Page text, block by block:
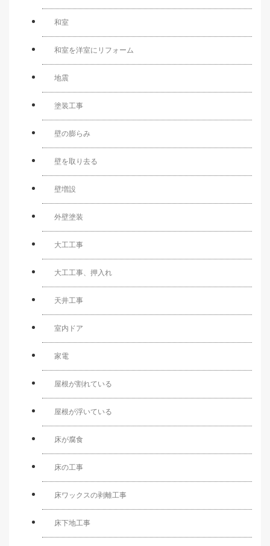
和室
和室を洋室にリフォーム
地震
塗装工事
壁の膨らみ
壁を取り去る
壁増設
外壁塗装
大工工事
大工工事、押入れ
天井工事
室内ドア
家電
屋根が割れている
屋根が浮いている
床が腐食
床の工事
床ワックスの剥離工事
床下地工事